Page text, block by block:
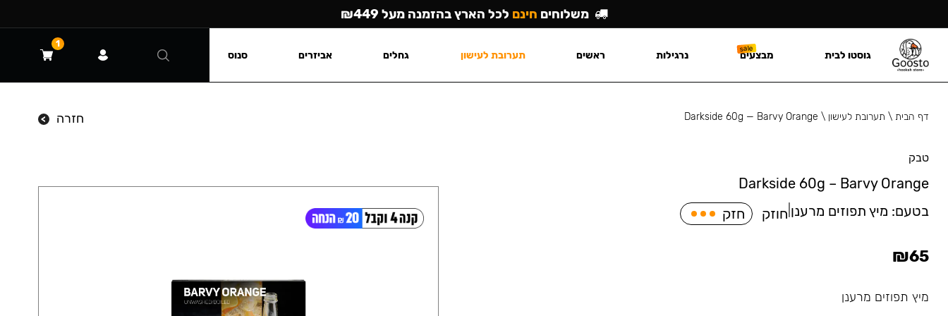
דף הבית\ תערובת לעישון \
Darkside 60g — Barvy Orange חזרה
טבק
Darkside 60g – Barvy Orange
בטעם: מיץ תפוזים מרענן חוזק חזק
₪65
מיץ תפוזים מרענן
משלוחים חינם לכל הארץ בהזמנה מעל ₪449
גוסטו לבית מבצעים נרגילות ראשים תערובת לעישון גחלים אביזרים סנוס
1